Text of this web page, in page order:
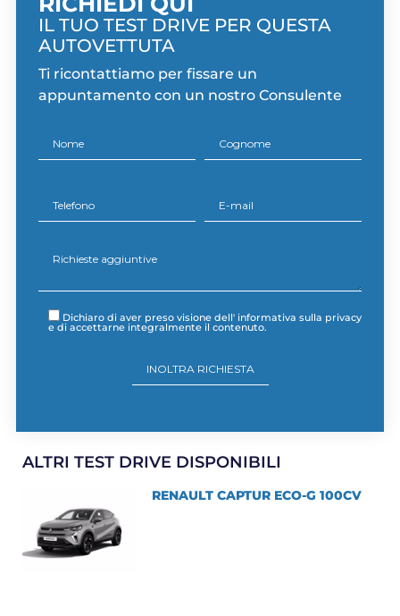
IL TUO TEST DRIVE PER QUESTA
AUTOVETTUTA
Ti ricontattiamo per fissare un
appuntamento con un nostro Consulente
Dichiaro di aver preso visione dell' informativa sulla privacy
e di accettarne integralmente il contenuto.
ALTRI TEST DRIVE DISPONIBILI
RENAULT CAPTUR ECO-G 100CV